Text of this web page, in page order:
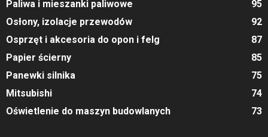
Paliwa i mieszanki paliwowe
95
Osłony, izolacje przewodów
92
Osprzęt i akcesoria do opon i felg
87
Papier ścierny
85
Panewki silnika
75
Mitsubishi
74
Oświetlenie do maszyn budowlanych
73